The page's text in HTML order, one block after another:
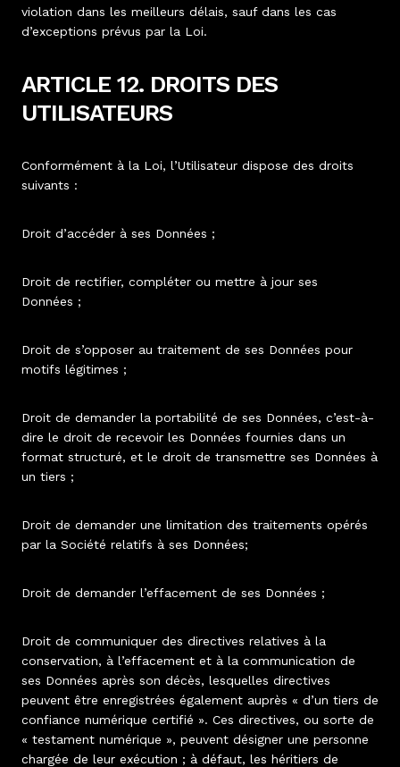
violation dans les meilleurs délais, sauf dans les cas
d’exceptions prévus par la Loi.
ARTICLE 12. DROITS DES
UTILISATEURS
Conformément à la Loi, l’Utilisateur dispose des droits
suivants :
Droit d’accéder à ses Données ;
Droit de rectifier, compléter ou mettre à jour ses
Données ;
Droit de s’opposer au traitement de ses Données pour
motifs légitimes ;
Droit de demander la portabilité de ses Données, c’est-à-
dire le droit de recevoir les Données fournies dans un
format structuré, et le droit de transmettre ses Données à
un tiers ;
Droit de demander une limitation des traitements opérés
par la Société relatifs à ses Données;
Droit de demander l’effacement de ses Données ;
Droit de communiquer des directives relatives à la
conservation, à l’effacement et à la communication de
ses Données après son décès, lesquelles directives
peuvent être enregistrées également auprès « d’un tiers de
confiance numérique certifié ». Ces directives, ou sorte de
« testament numérique », peuvent désigner une personne
chargée de leur exécution ; à défaut, les héritiers de